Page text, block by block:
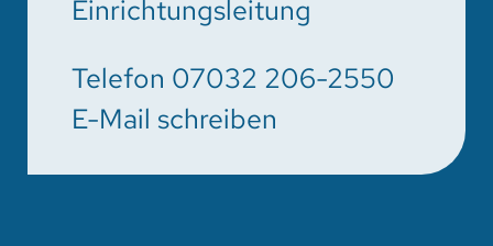
Einrichtungsleitung
Telefon 07032 206-2550
E-Mail schreiben